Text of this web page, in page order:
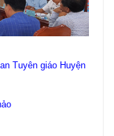
Tuyên giáo Huyện